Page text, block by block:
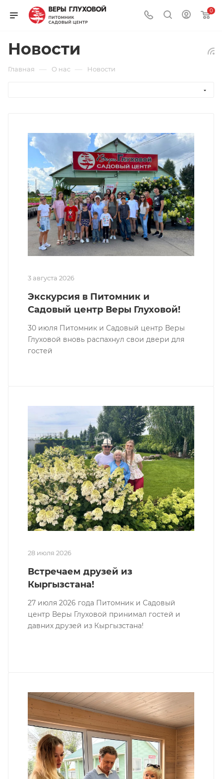
0
Новости
Главная — О нас — Новости
3 августа 2026
Экскурсия в Питомник и
Садовый центр Веры Глуховой!
30 июля Питомник и Садовый центр Веры
Глуховой вновь распахнул свои двери для
гостей
28 июля 2026
Встречаем друзей из
Кыргызстана!
27 июля 2026 года Питомник и Садовый
центр Веры Глуховой принимал гостей и
давних друзей из Кыргызстана!